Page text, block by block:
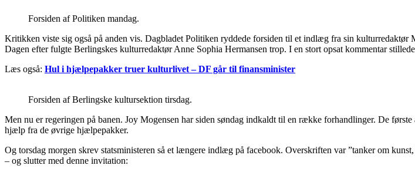
Forsiden af Politiken mandag.
Kritikken viste sig også på anden vis. Dagbladet Politiken ryddede forsiden til et indlæg fra sin
Dagen efter fulgte Berlingskes kulturredaktør Anne Sophia Hermansen trop. I en stort opsat kommentar
Læs også: Hul i hjælpepakker truer kulturlivet – DF går til finansminister
Forsiden af Berlingske kultursektion tirsdag.
Men nu er regeringen på banen. Joy Mogensen har siden søndag indkaldt til en række forhandlinger. De
hjælp fra de øvrige hjælpepakker.
Og torsdag morgen skrev statsministeren så et længere indlæg på facebook. Overskriften var ”tanker om
– og slutter med denne invitation: